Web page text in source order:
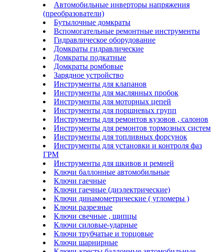
Автомобильные инверторы напряжения
(преобразователи)
Бутылочные домкраты
Вспомогательные ремонтные инструменты
Гидравлическое оборудование
Домкраты гидравлические
Домкраты подкатные
Домкраты ромбовые
Зарядное устройство
Инструменты для клапанов
Инструменты для маслянных пробок
Инструменты для моторных цепей
Инструменты для поршневых групп
Инструменты для ремонтов кузовов , салонов
Инструменты для ремонтов тормозных систем
Инструменты для топливных форсунок
Инструменты для установки и контроля фаз
ГРМ
Инструменты для шкивов и ремней
Ключи баллонные автомобильные
Ключи гаечные
Ключи гаечные (диэлектрические)
Ключи динамометрические ( угломеры )
Ключи разрезные
Ключи свечные , щипцы
Ключи силовые-ударные
Ключи трубчатые и торцовые
Ключи шарнирные